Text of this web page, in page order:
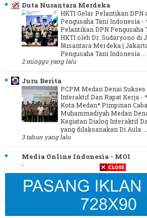
Duta Nusantara Merdeka
HKTI Gelar Pelantikan DPN
Pengusaha Tani Indonesia -
Pelantikan DPN Pengusaha
HKTI oleh Dr. Sudaryono di
Nusantara Merdeka |
Pengusaha Tani Indonesia ...
2 minggu yang lalu
Juru Berita
PCPM Medan Denai
Interaktif Dan Rapat Kerja -
Kota Medan* Pimpinan
Muhammadiyah Medan
Kegiatan Dialog Interaktif
yang dilaksanakan Di Aula ...
3 tahun yang lalu
Media Online Indonesia - MOI
-